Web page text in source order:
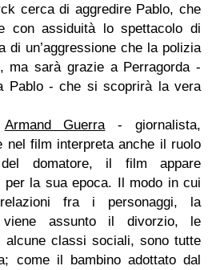
cerca di aggredire Pablo, che
con assiduità lo spettacolo di
di un’aggressione che la polizia
ma sarà grazie a Perragorda -
Pablo - che si scoprirà la vera
Armand Guerra - giornalista,
film interpreta anche il ruolo
domatore, il film appare
per la sua epoca. Il modo in cui
fra i personaggi, la
assunto il divorzio, le
classi sociali, sono tutte
come il bambino adottato dal